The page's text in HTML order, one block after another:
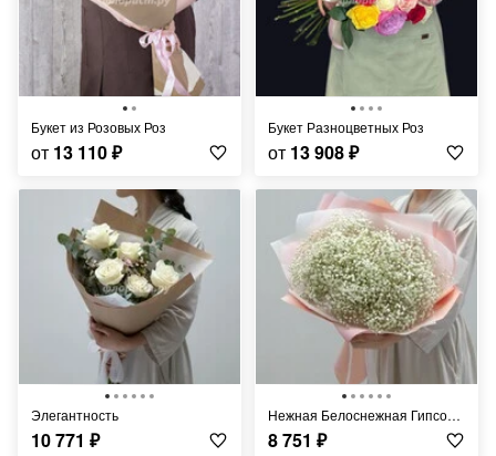
Букет из Розовых Роз
от 13 110₽
Букет Разноцветных Роз
от 13 908₽
Элегантность
10 771 ₽
Нежная Белоснежная Гипсофила
8 751 ₽